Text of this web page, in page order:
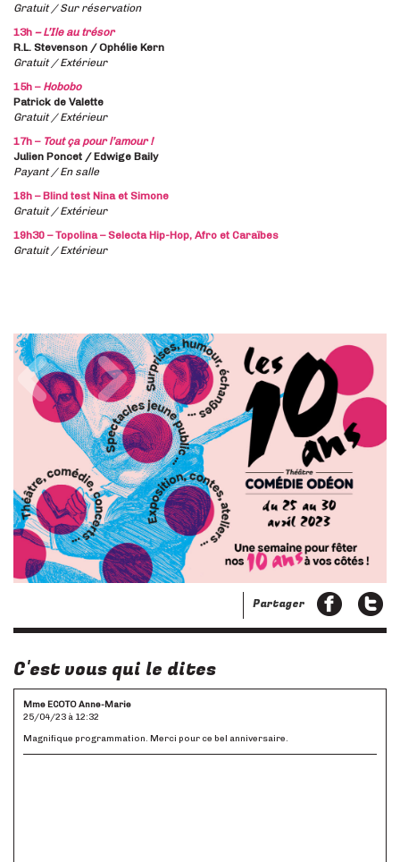
Gratuit / Sur réservation
13h – L’Ile au trésor
R.L. Stevenson / Ophélie Kern
Gratuit / Extérieur
15h – Hobobo
Patrick de Valette
Gratuit / Extérieur
17h – Tout ça pour l’amour !
Julien Poncet / Edwige Baily
Payant / En salle
18h – Blind test Nina et Simone
Gratuit / Extérieur
19h30 – Topolina – Selecta Hip-Hop, Afro et Caraïbes
Gratuit / Extérieur
PrécédentSuivant
Partager
C'est vous qui le dites
Mme ECOTO Anne-Marie
25/04/23 à 12:32
Magnifique programmation. Merci pour ce bel anniversaire.